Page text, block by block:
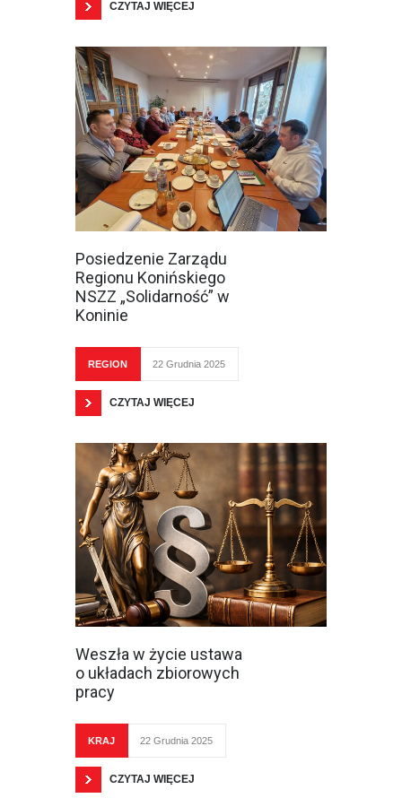
CZYTAJ WIĘCEJ
Posiedzenie Zarządu
Regionu Konińskiego
NSZZ „Solidarność” w
Koninie
REGION 22 Grudnia 2025
CZYTAJ WIĘCEJ
Weszła w życie ustawa
o układach zbiorowych
pracy
KRAJ 22 Grudnia 2025
CZYTAJ WIĘCEJ